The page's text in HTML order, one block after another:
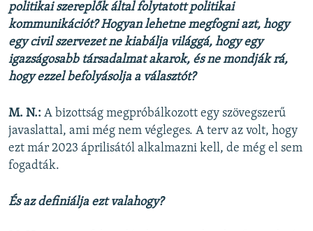
politikai szereplők által folytatott politikai
kommunikációt? Hogyan lehetne megfogni azt, hogy
egy civil szervezet ne kiabálja világgá, hogy egy
igazságosabb társadalmat akarok, és ne mondják rá,
hogy ezzel befolyásolja a választót?
M. N.: A bizottság megpróbálkozott egy szövegszerű
javaslattal, ami még nem végleges. A terv az volt, hogy
ezt már 2023 áprilisától alkalmazni kell, de még el sem
fogadták.
És az definiálja ezt valahogy?